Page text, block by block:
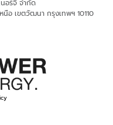
อร์จี จำกัด
อ เขตวัฒนา กรุงเทพฯ 10110